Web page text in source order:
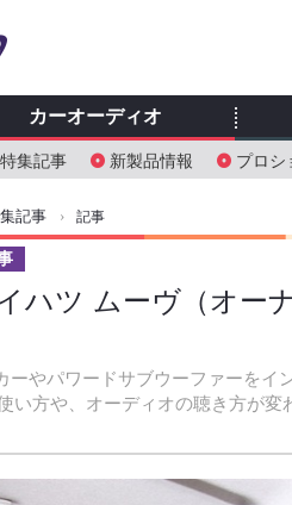
カーオーディオ
特集記事 新製品情報 プロシ
記事 › 記事
ハツ ムーヴ（オー
ーやパワードサブウーファーをイ
い方や、オーディオの聴き方が